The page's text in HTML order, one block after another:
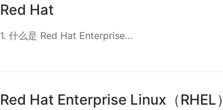
Red Hat
1. 什么是 Red Hat Enterprise…
Red Hat Enterprise Linux（RHEL）